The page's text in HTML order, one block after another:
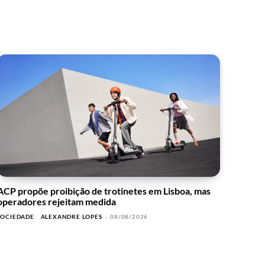
propõe proibição de trotinetes em Lisboa, mas
rejeitam medida
ALEXANDRE LOPES - 08/08/2026